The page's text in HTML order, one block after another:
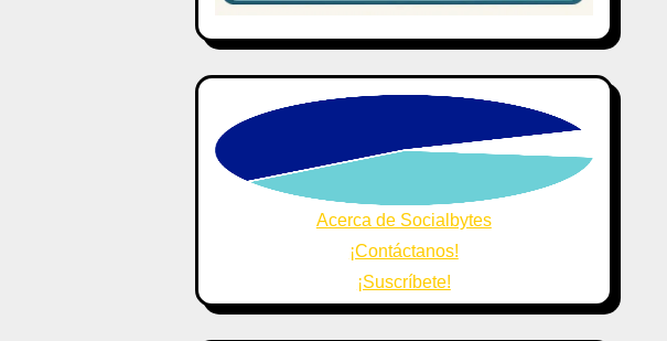
Acerca de Socialbytes
¡Contáctanos!
¡Suscríbete!